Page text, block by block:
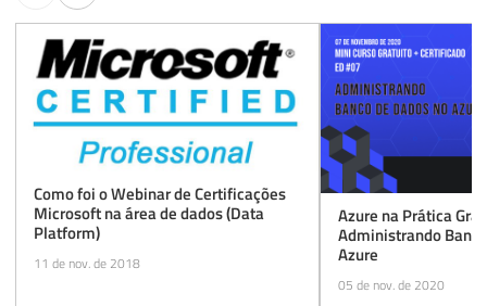
Como foi o Webinar de Certificações
Microsoft na área de dados (Data
Platform)
11 de nov. de 2018
Azure na Prática
Administrando
Azure
05 de nov. de 2020